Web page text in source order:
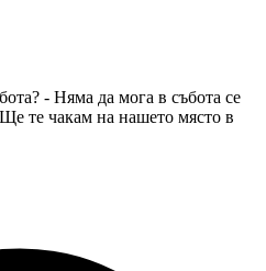
- Няма да мога в събота се
те чакам на нашето място в